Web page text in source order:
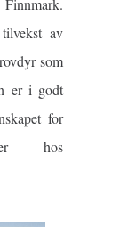
av
som
er i godt
for
hos